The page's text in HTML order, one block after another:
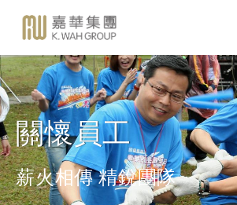
關懷員工
薪火相傳 精銳團隊